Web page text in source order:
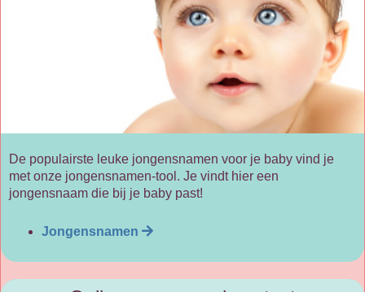
De populairste leuke jongensnamen voor je baby vind je
met onze jongensnamen-tool. Je vindt hier een
jongensnaam die bij je baby past!
Jongensnamen